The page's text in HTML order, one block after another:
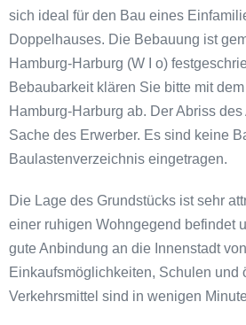
sich ideal für den Bau eines
Doppelhauses. Die Bebauung ist
Hamburg-Harburg (W I o)
Bebaubarkeit klären Sie bitte mit
Hamburg-Harburg ab. Der Abriss
Sache des Erwerber. Es sind keine
Baulastenverzeichnis eingetragen.
Die Lage des Grundstücks ist sehr
einer ruhigen Wohngegend befindet
gute Anbindung an die Innenstadt
Einkaufsmöglichkeiten, Schulen und
Verkehrsmittel sind in wenigen